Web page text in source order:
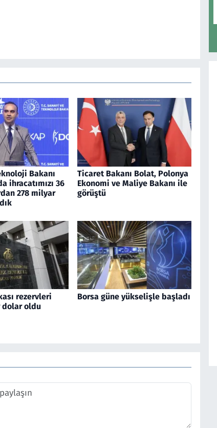
Bakanı
ihracatımızı 36
278 milyar
Ticaret Bakanı Bolat, Polonya
Ekonomi ve Maliye Bakanı ile
görüştü
rezervleri
dolar oldu
Borsa güne yükselişle başladı